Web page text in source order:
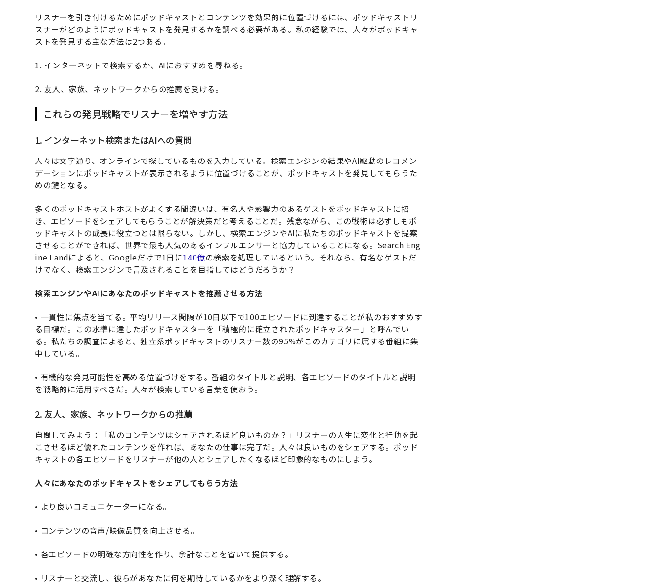
リスナーを引き付けるためにポッドキャストとコンテンツを効果的に位置づけるには、ポッドキャストリ
スナーがどのようにポッドキャストを発見するかを調べる必要がある。私の経験では、人々がポッドキャ
ストを発見する主な方法は2つある。
1. インターネットで検索するか、AIにおすすめを尋ねる。
2. 友人、家族、ネットワークからの推薦を受ける。
これらの発見戦略でリスナーを増やす方法
1. インターネット検索またはAIへの質問
人々は文字通り、オンラインで探しているものを入力している。検索エンジンの結果やAI駆動のレコメン
デーションにポッドキャストが表示されるように位置づけることが、ポッドキャストを発見してもらうた
めの鍵となる。
多くのポッドキャストホストがよくする間違いは、有名人や影響力のあるゲストをポッドキャストに招
き、エピソードをシェアしてもらうことが解決策だと考えることだ。残念ながら、この戦術は必ずしもポ
ッドキャストの成長に役立つとは限らない。しかし、検索エンジンやAIに私たちのポッドキャストを提案
させることができれば、世界で最も人気のあるインフルエンサーと協力していることになる。Search Eng
ine Landによると、Googleだけで1日に140億の検索を処理しているという。それなら、有名なゲストだ
けでなく、検索エンジンで言及されることを目指してはどうだろうか？
検索エンジンやAIにあなたのポッドキャストを推薦させる方法
• 一貫性に焦点を当てる。平均リリース間隔が10日以下で100エピソードに到達することが私のおすすめす
る目標だ。この水準に達したポッドキャスターを「積極的に確立されたポッドキャスター」と呼んでい
る。私たちの調査によると、独立系ポッドキャストのリスナー数の95%がこのカテゴリに属する番組に集
中している。
• 有機的な発見可能性を高める位置づけをする。番組のタイトルと説明、各エピソードのタイトルと説明
を戦略的に活用すべきだ。人々が検索している言葉を使おう。
2. 友人、家族、ネットワークからの推薦
自問してみよう：「私のコンテンツはシェアされるほど良いものか？」リスナーの人生に変化と行動を起
こさせるほど優れたコンテンツを作れば、あなたの仕事は完了だ。人々は良いものをシェアする。ポッド
キャストの各エピソードをリスナーが他の人とシェアしたくなるほど印象的なものにしよう。
人々にあなたのポッドキャストをシェアしてもらう方法
• より良いコミュニケーターになる。
• コンテンツの音声/映像品質を向上させる。
• 各エピソードの明確な方向性を作り、余計なことを省いて提供する。
• リスナーと交流し、彼らがあなたに何を期待しているかをより深く理解する。